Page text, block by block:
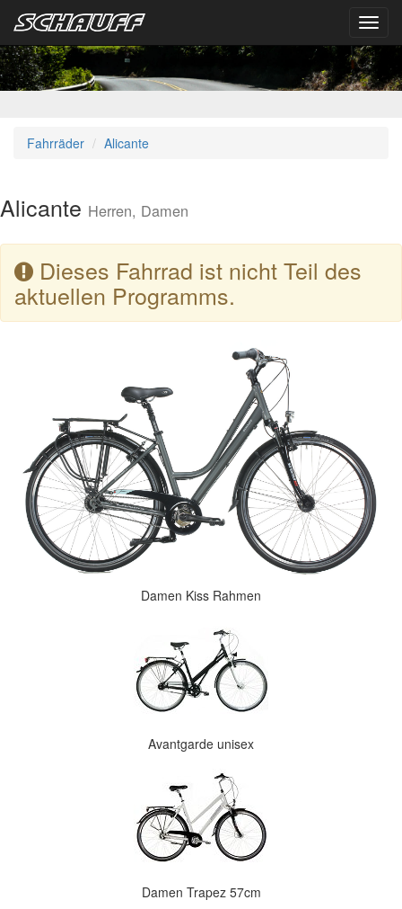
Fahrräder Alicante
Alicante Herren, Damen
Dieses Fahrrad ist nicht Teil des
aktuellen Programms.
Damen Kiss Rahmen
Avantgarde unisex
Damen Trapez 57cm